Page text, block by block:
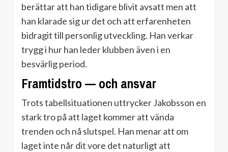
berättar att han tidigare blivit avsatt men att
han klarade sig ur det och att erfarenheten
bidragit till personlig utveckling. Han verkar
trygg i hur han leder klubben även i en
besvärlig period.
Framtidstro — och ansvar
Trots tabellsituationen uttrycker Jakobsson en
stark tro på att laget kommer att vända
trenden och nå slutspel. Han menar att om
laget inte når dit vore det naturligt att